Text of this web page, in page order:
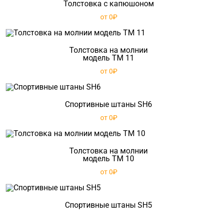
Толстовка с капюшоном
от 0₽
Толстовка на молнии
модель TM 11
от 0₽
Спортивные штаны SH6
от 0₽
Толстовка на молнии
модель TM 10
от 0₽
Спортивные штаны SH5